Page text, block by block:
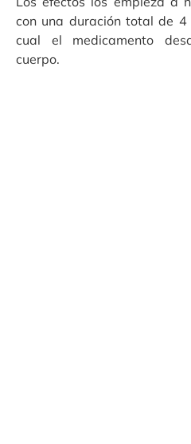
con una duración total de
cual el medicamento
cuerpo.